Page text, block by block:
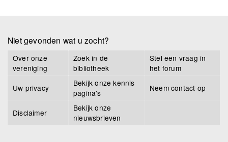
Niet gevonden wat u zocht?
Over onze
vereniging
Zoek in de
bibliotheek
Stel een vraag in
het forum
Uw privacy
Bekijk onze kennis
pagina's
Neem contact op
Disclaimer
Bekijk onze
nieuwsbrieven